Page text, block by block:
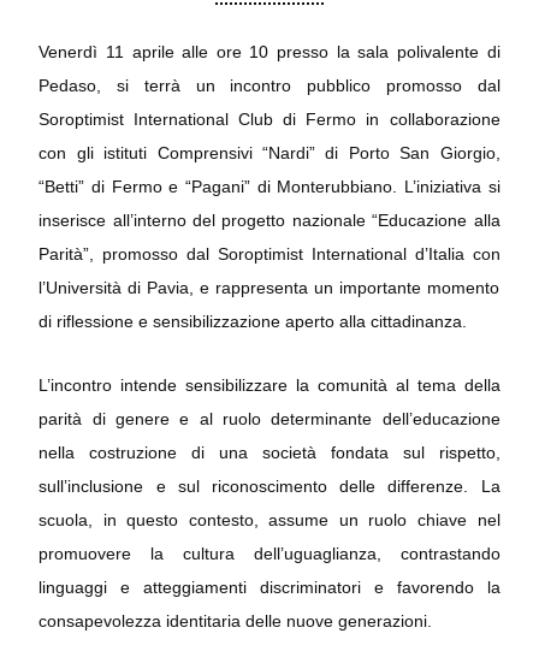
Venerdì 11 aprile alle ore 10 presso la sala polivalente di
Pedaso, si terrà un incontro pubblico promosso dal
Soroptimist International Club di Fermo in collaborazione
con gli istituti Comprensivi “Nardi” di Porto San Giorgio,
“Betti” di Fermo e “Pagani” di Monterubbiano. L’iniziativa si
inserisce all’interno del progetto nazionale “Educazione alla
Parità”, promosso dal Soroptimist International d’Italia con
l’Università di Pavia, e rappresenta un importante momento
di riflessione e sensibilizzazione aperto alla cittadinanza.
L’incontro intende sensibilizzare la comunità al tema della
parità di genere e al ruolo determinante dell’educazione
nella costruzione di una società fondata sul rispetto,
sull’inclusione e sul riconoscimento delle differenze. La
scuola, in questo contesto, assume un ruolo chiave nel
promuovere la cultura dell’uguaglianza, contrastando
linguaggi e atteggiamenti discriminatori e favorendo la
consapevolezza identitaria delle nuove generazioni.